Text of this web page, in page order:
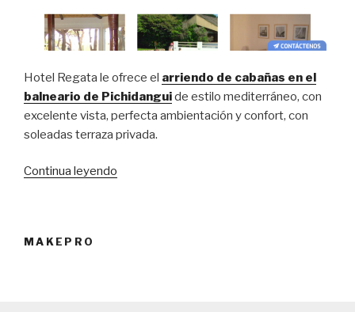
Hotel Regata le ofrece el arriendo de cabañas en el
balneario de Pichidanguide estilo mediterráneo, con
excelente vista, perfecta ambientación y confort, con
soleadas terraza privada.
Continua leyendo
MAKEPRO